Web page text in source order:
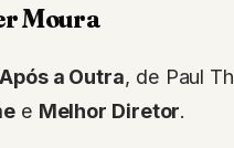
Moura
a Outra, de Paul
e Melhor Diretor.